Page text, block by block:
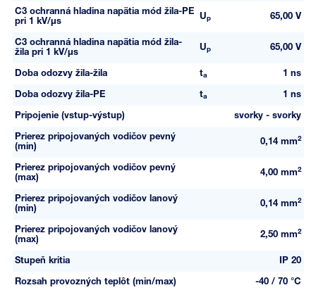
C3 ochranná hladina napätia mód žila-PE
pri 1 kV/µs
Up 65,00 V
C3 ochranná hladina napätia mód žila-
žila pri 1 kV/µs
Up 65,00 V
Doba odozvy žila-žila ta 1 ns
Doba odozvy žila-PE ta 1 ns
Pripojenie (vstup-výstup) svorky - svorky
Prierez pripojovaných vodičov pevný
(min)
0,14 mm2
Prierez pripojovaných vodičov pevný
(max)
4,00 mm2
Prierez pripojovaných vodičov lanový
(min)
0,14 mm2
Prierez pripojovaných vodičov lanový
(max)
2,50 mm2
Stupeň kritia IP 20
Rozsah provozných teplôt (min/max) -40 / 70 °C